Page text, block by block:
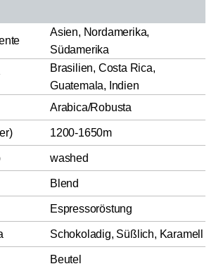
Asien, Nordamerika,
Südamerika
Brasilien, Costa Rica,
Guatemala, Indien
Arabica/Robusta
1200-1650m
washed
Blend
Espressoröstung
Schokoladig, Süßlich, Karamell
Beutel